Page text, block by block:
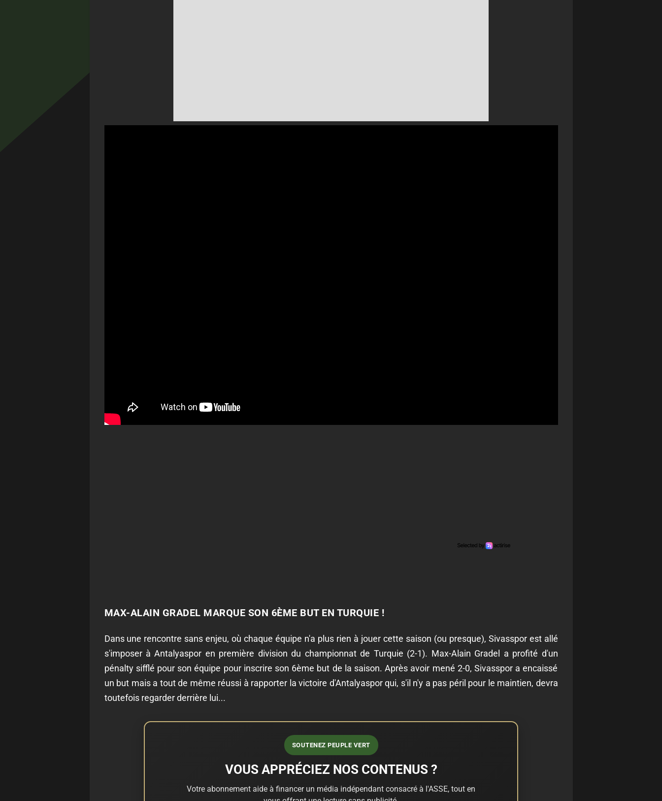
MAX-ALAIN GRADEL MARQUE SON 6ÈME BUT EN TURQUIE !
Dans une rencontre sans enjeu, où chaque équipe n'a plus rien à jouer cette saison (ou presque), Sivasspor est allé
s'imposer à Antalyaspor en première division du championnat de Turquie (2-1). Max-Alain Gradel a profité d'un
pénalty sifflé pour son équipe pour inscrire son 6ème but de la saison. Après avoir mené 2-0, Sivasspor a encaissé
un but mais a tout de même réussi à rapporter la victoire d'Antalyaspor qui, s'il n'y a pas péril pour le maintien, devra
toutefois regarder derrière lui...
SOUTENEZ PEUPLE VERT
VOUS APPRÉCIEZ NOS CONTENUS ?
Votre abonnement aide à financer un média indépendant consacré à l'ASSE, tout en